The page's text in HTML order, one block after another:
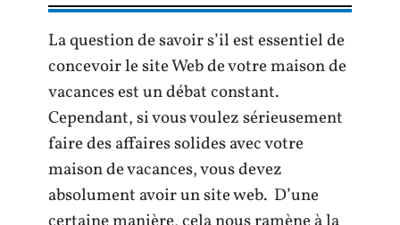
La question de savoir s’il est essentiel de
concevoir le site Web de votre maison de
vacances est un débat constant.
Cependant, si vous voulez sérieusement
faire des affaires solides avec votre
maison de vacances, vous devez
absolument avoir un site web. D’une